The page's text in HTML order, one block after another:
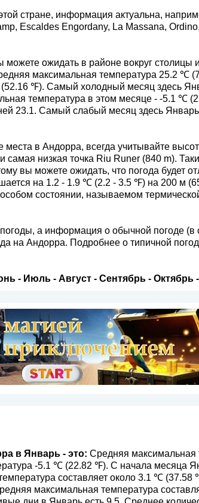
стране, информация актуальна,
Escaldes Engordany, La Massana,
ожидать в районе вокруг столицы
максимальная температура 25.2 ℃
℉). Самый холодный месяц здесь
температура в этом месяце - -5.1 ℃
23.1. Самый слабый месяц здесь
места в Андорра, всегда учитывайте
самая низкая точка Riu Runer (840 m).
вы можете ожидать, что погода будет
на 1.2 - 1.9 ℃ (2.2 - 3.5 ℉) на 200 м
состоянии, называемом
погоды, а информация о обычной погоде
на Андорра. Подробнее о типичной
- Июль- Август- Сентябрь- Октябрь-
в Январь - это: Средняя максимальная
-5.1 ℃ (22.82 ℉). С начала месяца
составляет около 3.1 ℃
максимальная температура